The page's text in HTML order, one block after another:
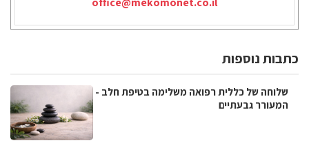
כתבות נוספות
שלוחה של כללית רפואה משלימה בטיפת חלב -
המעורר גבעתיים